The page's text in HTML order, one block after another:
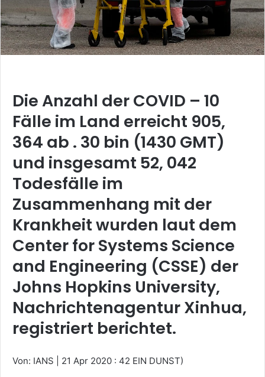
Die Anzahl der COVID – 10
Fälle im Land erreicht 905,
364 ab . 30 bin (1430 GMT)
und insgesamt 52, 042
Todesfälle im
Zusammenhang mit der
Krankheit wurden laut dem
Center for Systems Science
and Engineering (CSSE) der
Johns Hopkins University,
Nachrichtenagentur Xinhua,
registriert berichtet.
Von: IANS 21 Apr 2020 : 42 EIN DUNST)